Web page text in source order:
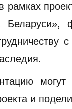
рамках
Беларуси»,
могут
и